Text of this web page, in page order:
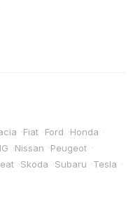
·Fiat ·Ford ·Honda ·
·Nissan ·Peugeot ·
·Skoda ·Subaru ·Tesla ·